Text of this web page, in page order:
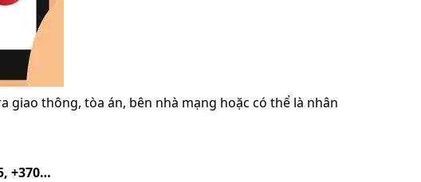
thông, tòa án, bên nhà mạng hoặc có thể là nhân
+370…